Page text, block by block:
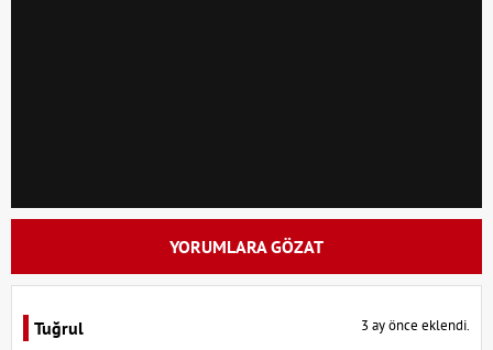
YORUMLARA GÖZAT
Tuğrul 3 ay önce eklendi.